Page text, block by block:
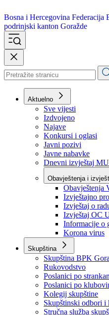
Bosna i Hercegovina
podrinjski kanton Goražde
Aktuelno
Sve vijesti
Izdvojeno
Najave
Konkursi i oglasi
Javni pozivi
Javne nabavke
Dnevni izvještaj
Obavještenja i
Obavještenja
Izvještajno
Izvještaj o radu
Izvještaj OC
Informacije o
Korona virus
Skupština
Skupština BPK
Rukovodstvo
Poslanici po
Poslanici po